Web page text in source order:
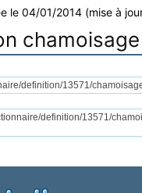
le 04/01/2014 (mise à
chamoisage